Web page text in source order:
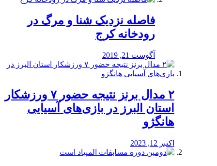
️فاصله نزدیک شنا و مرگ در
رودخانه کرج
آگوست 21, 2019
۲ مدال برنز نتیجه حضور ۷ ورزشکار
استان البرز در بازی‌های آسیایی
هانگژو
اکتبر 12, 2023